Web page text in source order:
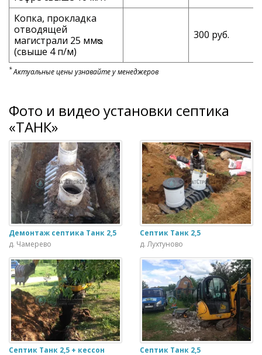
Копка, прокладка
отводящей
магистрали 25 ммᴓ
(свыше 4 п/м)
300 руб.
*Актуальные цены узнавайте у менеджеров
Фото и видео установки септика
«ТАНК»
Демонтаж септика Танк 2,5
д. Чамерево
Септик Танк 2,5
д. Лухтуново
Септик Танк 2,5 + кессон Септик Танк 2,5